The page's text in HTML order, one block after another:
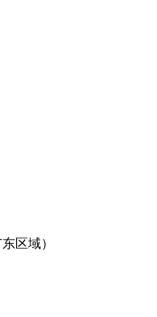
东区域）